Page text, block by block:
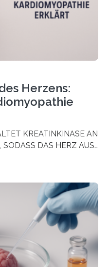
weltweit zu den
Herzens:
KREATINKINASE AN
DAS HERZ AUS
für Herzinsuffizienz
der Energietransport bei
(HCM) versagen
Verringerung der
Stresses
lassen. Würzburg. Die
(HCM) ist die häufigste
Sie führt dazu, dass